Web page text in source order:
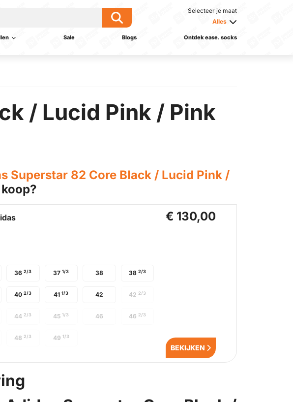
Selecteer je maat
Alles
Sale Blogs Ontdek ease. socks
/ Lucid Pink / Pink
Superstar 82 Core Black / Lucid Pink /
362/3 371/3 38 38 2/3
402/3 411/3 42 42 2/3
442/3 451/3 46 46 2/3
482/3 49 1/3
€ 130,00
BEKIJKEN